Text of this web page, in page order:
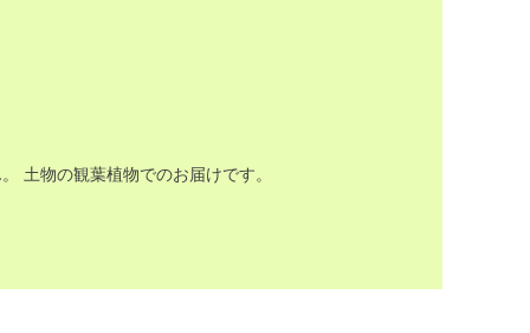
土物の観葉植物でのお届けです。